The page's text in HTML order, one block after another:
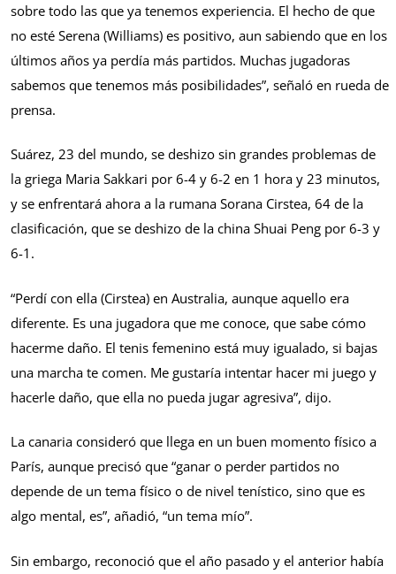
sobre todo las que ya tenemos experiencia. El hecho de que
no esté Serena (Williams) es positivo, aun sabiendo que en los
últimos años ya perdía más partidos. Muchas jugadoras
sabemos que tenemos más posibilidades”, señaló en rueda de
prensa.
Suárez, 23 del mundo, se deshizo sin grandes problemas de
la griega Maria Sakkari por 6-4 y 6-2 en 1 hora y 23 minutos,
y se enfrentará ahora a la rumana Sorana Cirstea, 64 de la
clasificación, que se deshizo de la china Shuai Peng por 6-3 y
6-1.
“Perdí con ella (Cirstea) en Australia, aunque aquello era
diferente. Es una jugadora que me conoce, que sabe cómo
hacerme daño. El tenis femenino está muy igualado, si bajas
una marcha te comen. Me gustaría intentar hacer mi juego y
hacerle daño, que ella no pueda jugar agresiva”, dijo.
La canaria consideró que llega en un buen momento físico a
París, aunque precisó que “ganar o perder partidos no
depende de un tema físico o de nivel tenístico, sino que es
algo mental, es”, añadió, “un tema mío”.
Sin embargo, reconoció que el año pasado y el anterior había